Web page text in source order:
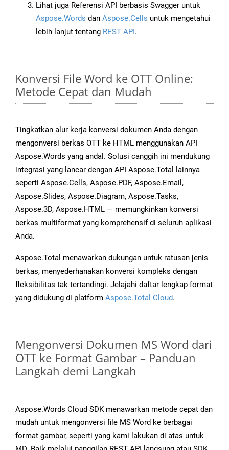
Lihat juga Referensi API berbasis Swagger untuk
Aspose.Words dan Aspose.Cells untuk mengetahui
lebih lanjut tentang REST API.
Konversi File Word ke OTT Online:
Metode Cepat dan Mudah
Tingkatkan alur kerja konversi dokumen Anda dengan
mengonversi berkas OTT ke HTML menggunakan API
Aspose.Words yang andal. Solusi canggih ini mendukung
integrasi yang lancar dengan API Aspose.Total lainnya
seperti Aspose.Cells, Aspose.PDF, Aspose.Email,
Aspose.Slides, Aspose.Diagram, Aspose.Tasks,
Aspose.3D, Aspose.HTML — memungkinkan konversi
berkas multiformat yang komprehensif di seluruh aplikasi
Anda.
Aspose.Total menawarkan dukungan untuk ratusan jenis
berkas, menyederhanakan konversi kompleks dengan
fleksibilitas tak tertandingi. Jelajahi daftar lengkap format
yang didukung di platform Aspose.Total Cloud.
Mengonversi Dokumen MS Word dari
OTT ke Format Gambar – Panduan
Langkah demi Langkah
Aspose.Words Cloud SDK menawarkan metode cepat dan
mudah untuk mengonversi file MS Word ke berbagai
format gambar, seperti yang kami lakukan di atas untuk